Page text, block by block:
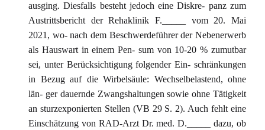
ausging. Diesfalls besteht jedoch eine Diskre- panz zum
Austrittsbericht der Rehaklinik F._____ vom 20. Mai
2021, wo- nach dem Beschwerdeführer der Nebenerwerb
als Hauswart in einem Pen- sum von 10-20 % zumutbar
sei, unter Berücksichtigung folgender Ein- schränkungen
in Bezug auf die Wirbelsäule: Wechselbelastend, ohne
län- ger dauernde Zwangshaltungen sowie ohne Tätigkeit
an sturzexponierten Stellen (VB 29 S. 2). Auch fehlt eine
Einschätzung von RAD-Arzt Dr. med. D._____ dazu, ob